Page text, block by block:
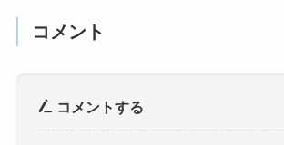
コメント
コメントする